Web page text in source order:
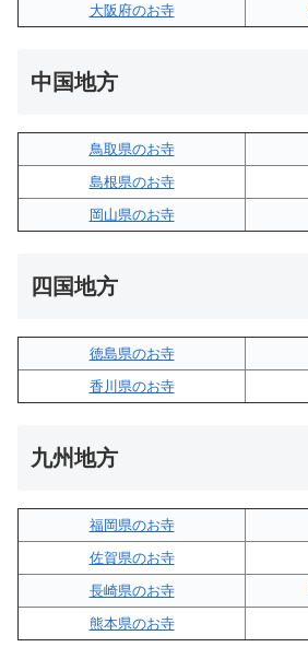
大阪府のお寺
中国地方
鳥取県のお寺
島根県のお寺
岡山県のお寺
四国地方
徳島県のお寺
香川県のお寺
九州地方
福岡県のお寺
佐賀県のお寺
長崎県のお寺
熊本県のお寺